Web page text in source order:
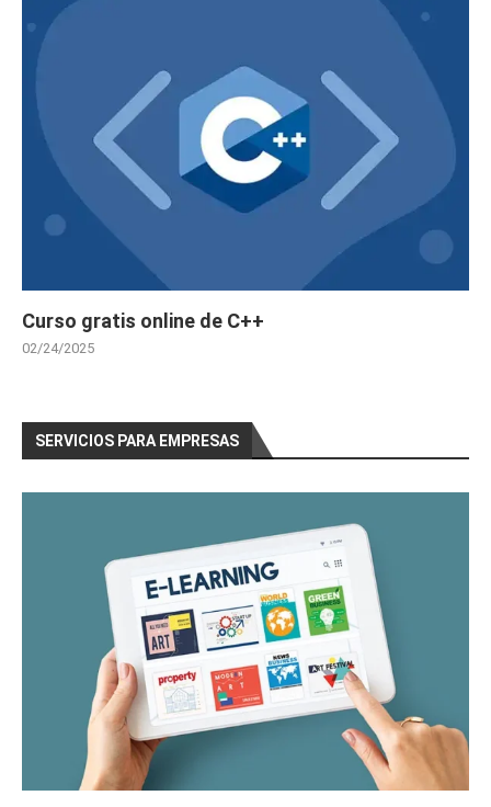
Curso gratis online de C++
02/24/2025
SERVICIOS PARA EMPRESAS